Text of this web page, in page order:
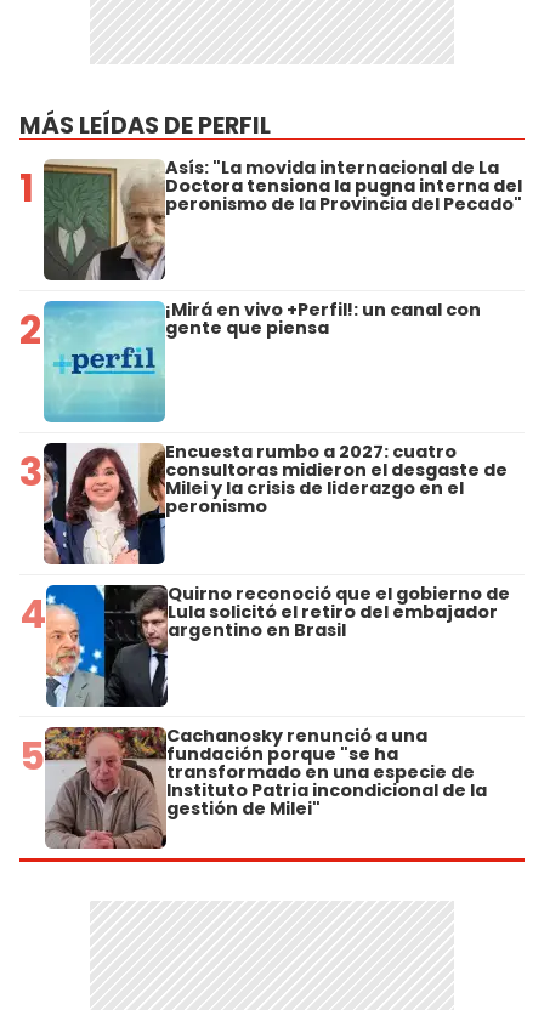
MÁS LEÍDAS DE PERFIL
1 Asís: "La movida internacional de La
Doctora tensiona la pugna interna del
peronismo de la Provincia del Pecado"
2 ¡Mirá en vivo +Perfil!: un canal con
gente que piensa
3 Encuesta rumbo a 2027: cuatro
consultoras midieron el desgaste de
Milei y la crisis de liderazgo en el
peronismo
4 Quirno reconoció que el gobierno de
Lula solicitó el retiro del embajador
argentino en Brasil
5 Cachanosky renunció a una
fundación porque "se ha
transformado en una especie de
Instituto Patria incondicional de la
gestión de Milei"